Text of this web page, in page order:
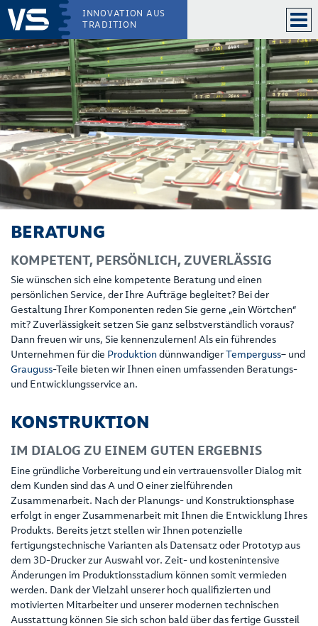
INNOVATION AUS
TRADITION
BERATUNG
KOMPETENT, PERSÖNLICH, ZUVERLÄSSIG
Sie wünschen sich eine kompetente Beratung und einen
persönlichen Service, der Ihre Aufträge begleitet? Bei der
Gestaltung Ihrer Komponenten reden Sie gerne „ein Wörtchen“
mit? Zuverlässigkeit setzen Sie ganz selbstverständlich voraus?
Dann freuen wir uns, Sie kennenzulernen! Als ein führendes
Unternehmen für die Produktion dünnwandiger Temperguss– und
Grauguss-Teile bieten wir Ihnen einen umfassenden Beratungs-
und Entwicklungsservice an.
KONSTRUKTION
IM DIALOG ZU EINEM GUTEN ERGEBNIS
Eine gründliche Vorbereitung und ein vertrauensvoller Dialog mit
dem Kunden sind das A und O einer zielführenden
Zusammenarbeit. Nach der Planungs- und Konstruktionsphase
erfolgt in enger Zusammenarbeit mit Ihnen die Entwicklung Ihres
Produkts. Bereits jetzt stellen wir Ihnen potenzielle
fertigungstechnische Varianten als Datensatz oder Prototyp aus
dem 3D-Drucker zur Auswahl vor. Zeit- und kostenintensive
Änderungen im Produktionsstadium können somit vermieden
werden. Dank der Vielzahl unserer hoch qualifizierten und
motivierten Mitarbeiter und unserer modernen technischen
Ausstattung können Sie sich schon bald über das fertige Gussteil